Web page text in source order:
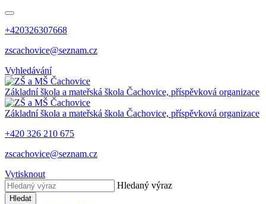
+420326307668
zscachovice@seznam.cz
Vyhledávání
Základní škola a mateřská škola Čachovice, příspěvková organizace
Základní škola a mateřská škola Čachovice, příspěvková organizace
+420 326 210 675
zscachovice@seznam.cz
Vytisknout
Hledaný výraz
Hledat